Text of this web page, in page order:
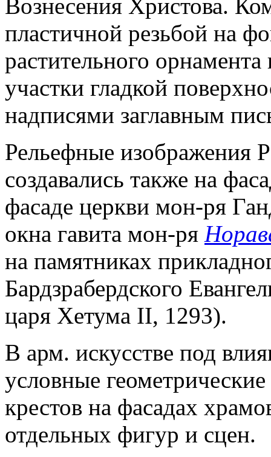
Вознесения Христова.
пластичной резьбой на
растительного
участки гладкой
надписями заглавным
Рельефные изображения
создавались также на
фасаде церкви мон-ря
окна гавита мон-ря
на памятниках
Бардзрабердского
царя Хетума II, 1293).
В арм. искусстве под
условные
крестов на фасадах
отдельных фигур и сцен.